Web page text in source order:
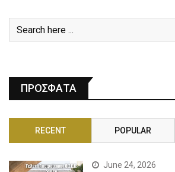
ΠΡΟΣΦΑΤΑ
RECENT POPULAR
June 24, 2026